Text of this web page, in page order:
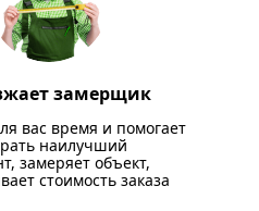
замерщик
вас время и помогает
наилучший
замеряет объект,
стоимость заказа